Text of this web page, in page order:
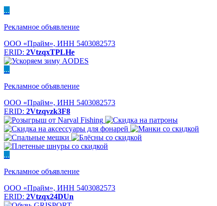
...
Рекламное объявление
ООО «Прайм», ИНН 5403082573
ERID: 2VtzqxTPLHe
...
Рекламное объявление
ООО «Прайм», ИНН 5403082573
ERID: 2Vtzqvzk3F8
...
Рекламное объявление
ООО «Прайм», ИНН 5403082573
ERID: 2Vtzqx24DUn